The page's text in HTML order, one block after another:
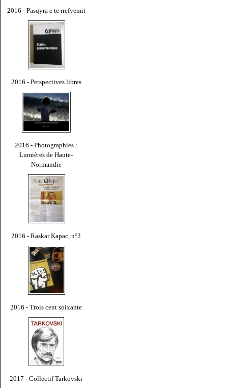
2016 - Pasqyra e te rrefyemit
2016 - Perspectives libres
2016 - Photographies :
Lumières de Haute-
Normandie
2016 - Raskar Kapac, n°2
2016 - Trois cent soixante
2017 - Collectif Tarkovski